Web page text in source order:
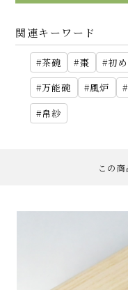
関連キーワード
茶碗 棗 初
万能碗
風炉
帛紗
この